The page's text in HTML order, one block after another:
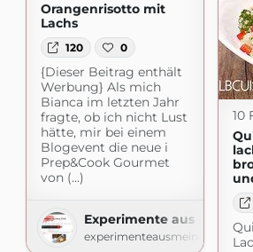
Orangenrisotto mit
Lachs
120 0
{Dieser Beitrag enthält
Werbung} Als mich
Bianca im letzten Jahr
fragte, ob ich nicht Lust
hätte, mir bei einem
Blogevent die neue i
Prep&Cook Gourmet
von (...)
Experimente aus meiner
10